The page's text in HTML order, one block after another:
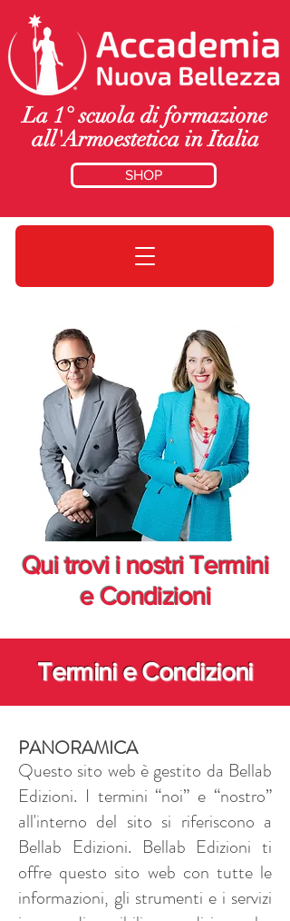
La 1° scuola di formazione
all'Armoestetica in Italia
SHOP
Qui trovi i nostri Termini
e Condizioni
Termini e Condizioni
PANORAMICA
Questo sito web è gestito da Bellab
Edizioni. I termini “noi” e “nostro”
all'interno del sito si riferiscono a
Bellab Edizioni. Bellab Edizioni ti
offre questo sito web con tutte le
informazioni, gli strumenti e i servizi